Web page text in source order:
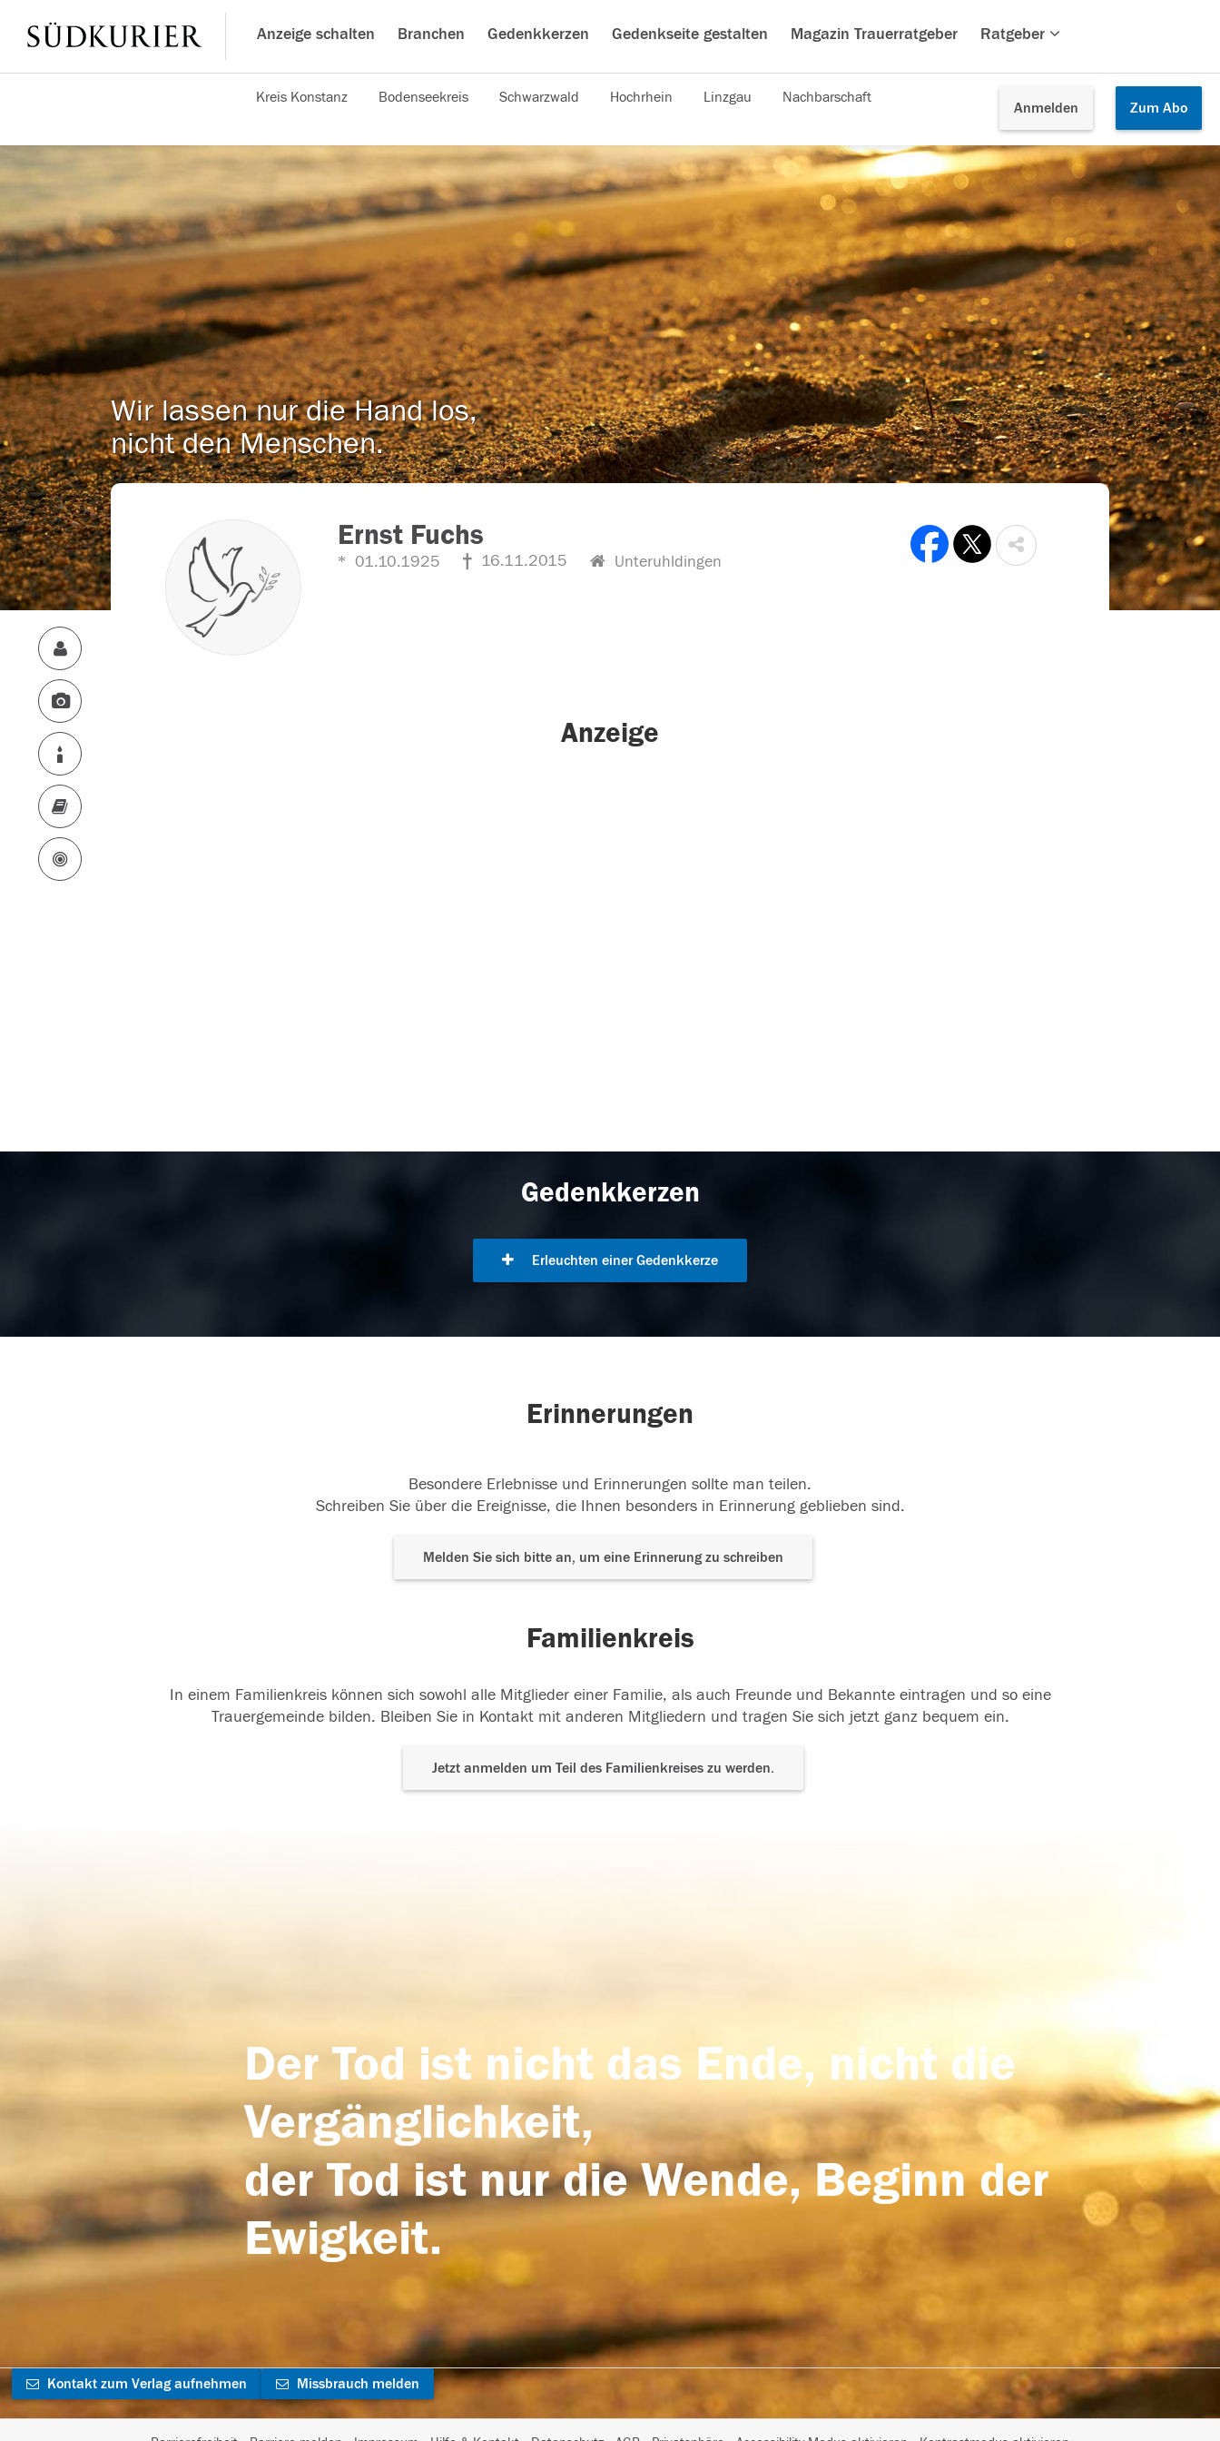
Anzeige schalten Branchen Gedenkkerzen Gedenkseite gestalten Magazin Trauerratgeber Ratgeber
Anmelden Zum Abo
Kreis Konstanz Bodenseekreis Schwarzwald Hochrhein Linzgau Nachbarschaft
Wir lassen nur die Hand los,
nicht den Menschen.
Ernst Fuchs
01.10.1925 16.11.2015 Unteruhldingen
Anzeige
Gedenkkerzen
Erleuchten einer Gedenkkerze
Erinnerungen
Besondere Erlebnisse und Erinnerungen sollte man teilen.
Schreiben Sie über die Ereignisse, die Ihnen besonders in Erinnerung geblieben sind.
Melden Sie sich bitte an, um eine Erinnerung zu schreiben
Familienkreis
In einem Familienkreis können sich sowohl alle Mitglieder einer Familie, als auch Freunde und Bekannte eintragen und so eine
Trauergemeinde bilden. Bleiben Sie in Kontakt mit anderen Mitgliedern und tragen Sie sich jetzt ganz bequem ein.
Jetzt anmelden um Teil des Familienkreises zu werden.
Der Tod ist nicht das Ende, nicht die
Vergänglichkeit,
der Tod ist nur die Wende, Beginn der
Ewigkeit.
Kontakt zum Verlag aufnehmen Missbrauch melden